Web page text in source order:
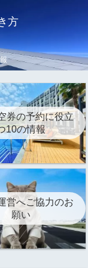
方
券の予約に役立
10の情報
営へご協力のお
願い